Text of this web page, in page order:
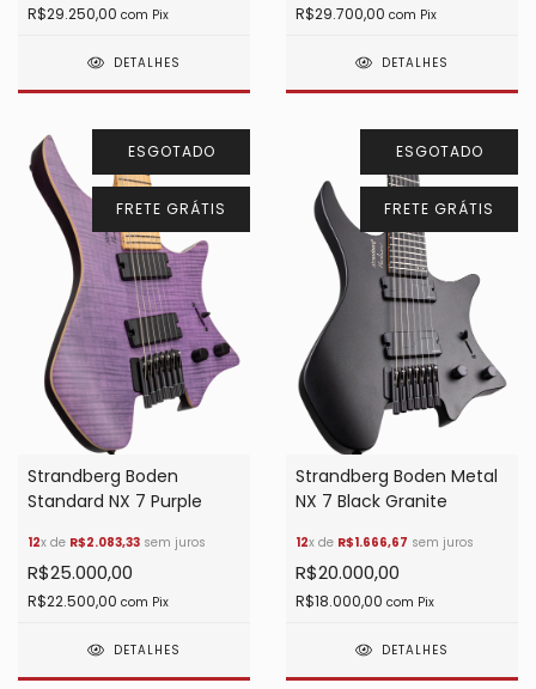
R$29.250,00 com Pix
DETALHES
R$29.700,00 com Pix
DETALHES
ESGOTADO
FRETE GRÁTIS
Strandberg Boden
Standard NX 7 Purple
12x de R$2.083,33 sem juros
R$25.000,00
R$22.500,00 com Pix
DETALHES
ESGOTADO
FRETE GRÁTIS
Strandberg Boden Metal
NX 7 Black Granite
12x de R$1.666,67 sem juros
R$20.000,00
R$18.000,00 com Pix
DETALHES